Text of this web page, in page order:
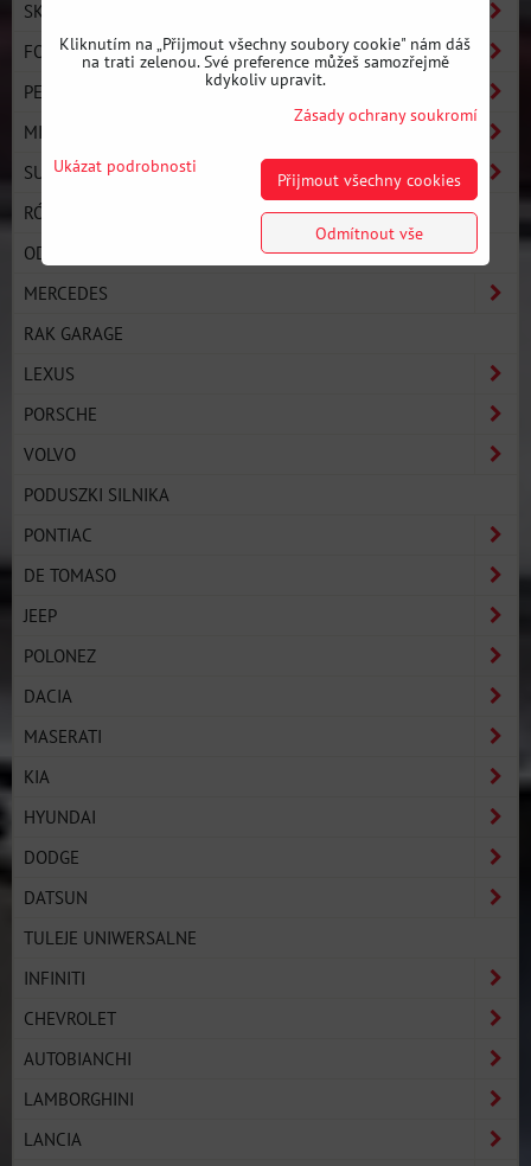
SKODA
FORD
PEUGEOT
MINI
SUZUKI
RÓŻNE
ODBOJE, WIESZAKI TŁUMIKA
MERCEDES
RAK GARAGE
LEXUS
PORSCHE
VOLVO
PODUSZKI SILNIKA
PONTIAC
DE TOMASO
JEEP
POLONEZ
DACIA
MASERATI
KIA
HYUNDAI
DODGE
DATSUN
TULEJE UNIWERSALNE
INFINITI
CHEVROLET
AUTOBIANCHI
LAMBORGHINI
LANCIA
Kliknutím na „Přijmout všechny soubory cookie" nám dáš
na trati zelenou. Své preference můžeš samozřejmě
kdykoliv upravit.
Zásady ochrany soukromí
Ukázat podrobnosti
Přijmout všechny cookies
Odmítnout vše